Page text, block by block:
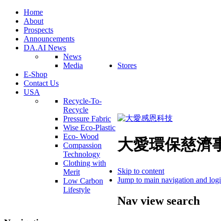
Home
About
Prospects
Announcements
DA.AI News
News
Media
Stores
E-Shop
Contact Us
USA
Recycle-To-
Recycle
Pressure Fabric
Wise Eco-Plastic
Eco- Wood
Compassion
Technology
Clothing with
Merit
Low Carbon
Lifestyle
大愛環保慈濟
Skip to content
Jump to main navigation and
Nav view search